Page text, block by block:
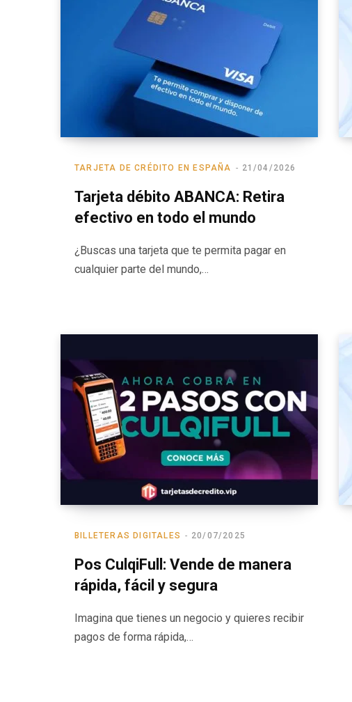
TARJETA DE CRÉDITO EN ESPAÑA 21/04/2026
Tarjeta débito ABANCA: Retira
efectivo en todo el mundo
¿Buscas una tarjeta que te permita pagar en
cualquier parte del mundo,…
BILLETERAS DIGITALES 20/07/2025
Pos CulqiFull: Vende de manera
rápida, fácil y segura
Imagina que tienes un negocio y quieres recibir
pagos de forma rápida,…